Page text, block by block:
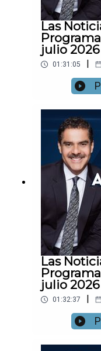
Las
julio 2026
01:31:05
Las
julio 2026
01:32:37